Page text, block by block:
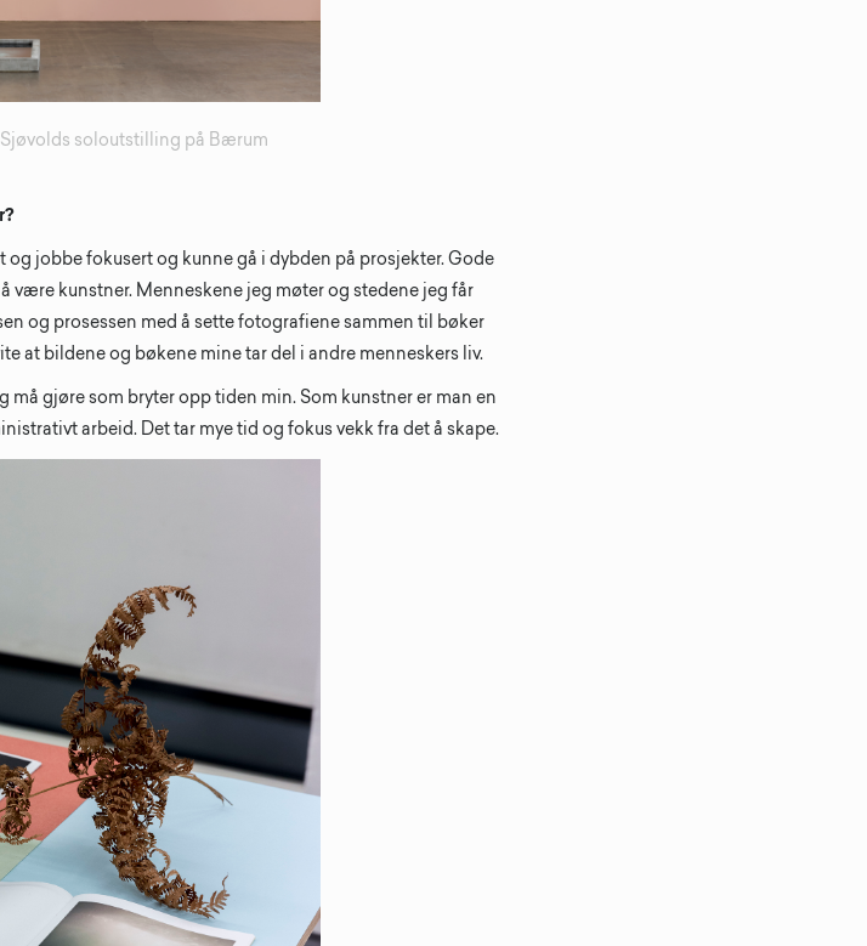
soloutstilling på Bærum
jobbe fokusert og kunne gå i dybden på prosjekter. Gode
være kunstner. Menneskene jeg møter og stedene jeg får
og prosessen med å sette fotografiene sammen til bøker
at bildene og bøkene mine tar del i andre menneskers liv.
må gjøre som bryter opp tiden min. Som kunstner er man en
arbeid. Det tar mye tid og fokus vekk fra det å skape.